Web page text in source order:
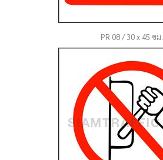
PR 08 / 30 x 45 ซม.